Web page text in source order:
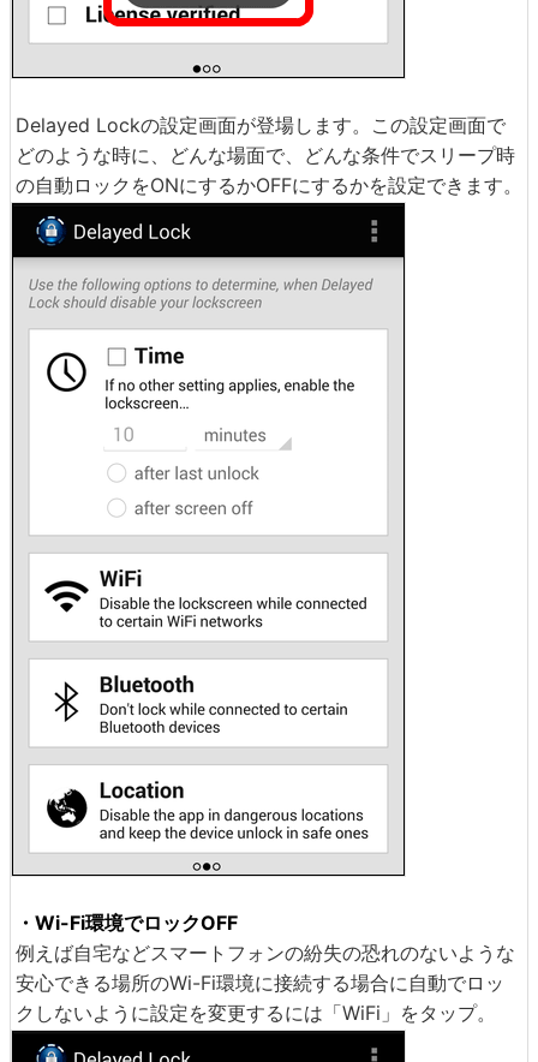
Delayed Lockの設定画面が登場します。この設定画面で
どのような時に、どんな場面で、どんな条件でスリープ時
の自動ロックをONにするかOFFにするかを設定できます。
・Wi-Fi環境でロックOFF
例えば自宅などスマートフォンの紛失の恐れのないような
安心できる場所のWi-Fi環境に接続する場合に自動でロッ
クしないように設定を変更するには「WiFi」をタップ。